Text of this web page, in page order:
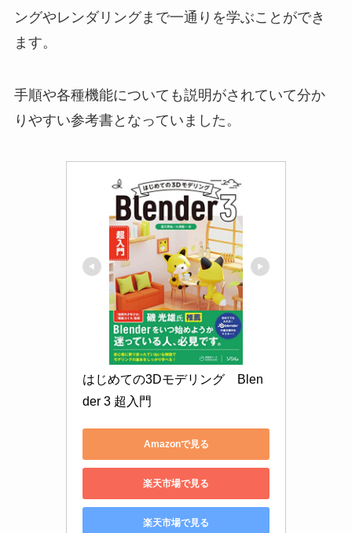
ングやレンダリングまで一通りを学ぶことができ
ます。
手順や各種機能についても説明がされていて分か
りやすい参考書となっていました。
はじめての3Dモデリング　Blen
der 3 超入門
Amazonで見る
楽天市場で見る
楽天市場で見る